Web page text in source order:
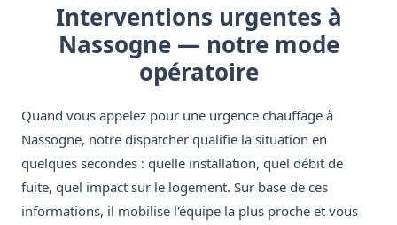
Interventions urgentes à
Nassogne — notre mode
opératoire
Quand vous appelez pour une urgence chauffage à
Nassogne, notre dispatcher qualifie la situation en
quelques secondes : quelle installation, quel débit de
fuite, quel impact sur le logement. Sur base de ces
informations, il mobilise l'équipe la plus proche et vous